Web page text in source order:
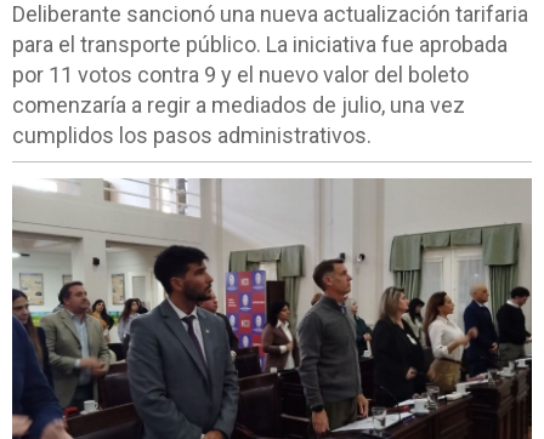
Deliberante sancionó una nueva actualización tarifaria
para el transporte público. La iniciativa fue aprobada
por 11 votos contra 9 y el nuevo valor del boleto
comenzaría a regir a mediados de julio, una vez
cumplidos los pasos administrativos.